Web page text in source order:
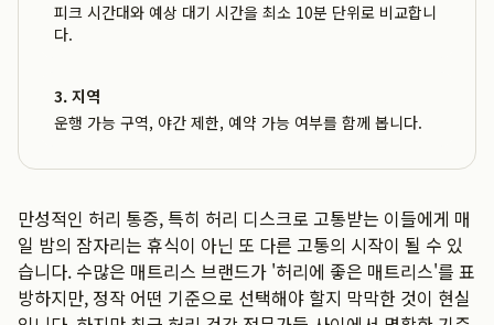
피크 시간대와 예상 대기 시간을 최소 10분 단위로 비교합니
다.
3. 지역
운행 가능 구역, 야간 제한, 예약 가능 여부를 함께 봅니다.
만성적인 허리 통증, 특히 허리 디스크로 고통받는 이들에게 매
일 밤의 잠자리는 휴식이 아닌 또 다른 고통의 시작이 될 수 있
습니다. 수많은 매트리스 브랜드가 '허리에 좋은 매트리스'를 표
방하지만, 정작 어떤 기준으로 선택해야 할지 막막한 것이 현실